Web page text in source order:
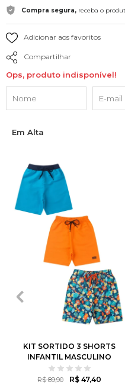
Compra segura, receba o
Adicionar aos favoritos
Compartilhar
Ops, produto indisponível!
Em Alta
3 4 6
10 12
KIT SORTIDO 3 SHORTS
INFANTIL MASCULINO
AVULSO
R$ 89,90 R$ 47,40